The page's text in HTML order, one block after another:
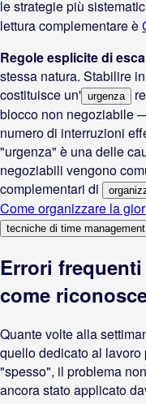
le strategie più
lettura complementare è
Regole esplicite di
stessa natura. Stabilire
costituisce un' urgenza
blocco non negoziabile
numero di interruzioni
"urgenza" è una delle
negoziabili vengono
complementari di
Come organizzare la
tecniche di time management
Errori
come
Quante volte alla
quello dedicato al
"spesso", il problema
ancora stato applicato